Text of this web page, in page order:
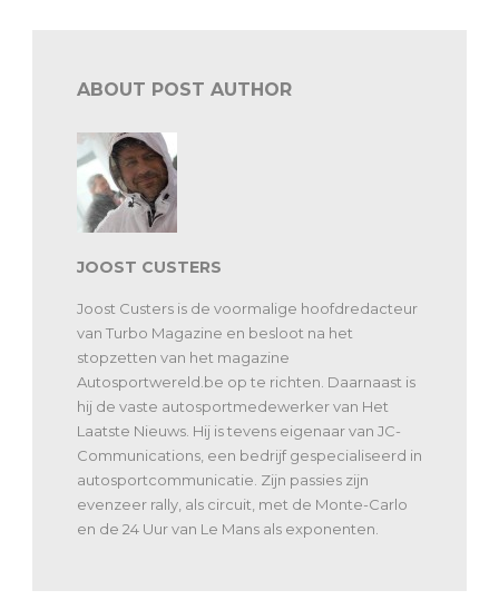
ABOUT POST AUTHOR
JOOST CUSTERS
Joost Custers is de voormalige hoofdredacteur
van Turbo Magazine en besloot na het
stopzetten van het magazine
Autosportwereld.be op te richten. Daarnaast is
hij de vaste autosportmedewerker van Het
Laatste Nieuws. Hij is tevens eigenaar van JC-
Communications, een bedrijf gespecialiseerd in
autosportcommunicatie. Zijn passies zijn
evenzeer rally, als circuit, met de Monte-Carlo
en de 24 Uur van Le Mans als exponenten.